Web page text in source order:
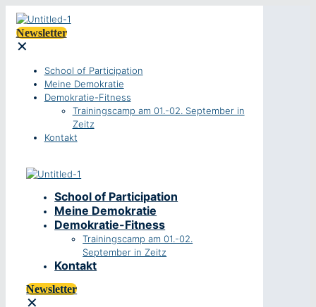
Newsletter
✕
School of Participation
Meine Demokratie
Demokratie-Fitness
Trainingscamp am 01.-02. September in
Zeitz
Kontakt
School of Participation
Meine Demokratie
Demokratie-Fitness
Trainingscamp am 01.-02.
September in Zeitz
Kontakt
Newsletter
✕